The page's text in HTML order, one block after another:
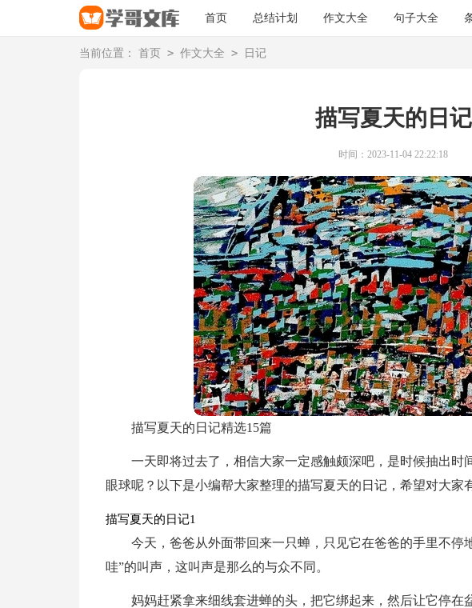
首页 总结计划 作文大全 句子大全
当前位置： 首页 > 作文大全 > 日记
描写夏天的日记
时间：2023-11-04 22:22:18
描写夏天的日记精选15篇
一天即将过去了，相信大家一定感触颇深吧，是时候抽出时
眼球呢？以下是小编帮大家整理的描写夏天的日记，希望对大家
描写夏天的日记1
今天，爸爸从外面带回来一只蝉，只见它在爸爸的手里不
哇”的叫声，这叫声是那么的与众不同。
妈妈赶紧拿来细线套进蝉的头，把它绑起来，然后让它停在